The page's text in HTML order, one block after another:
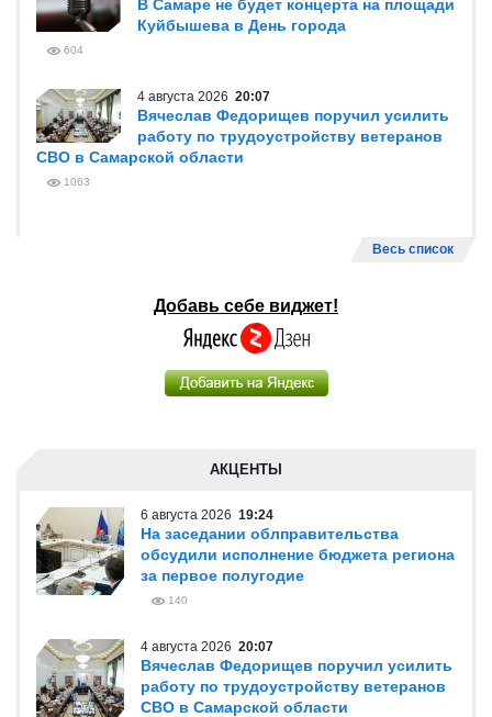
В Самаре не будет концерта на площади
Куйбышева в День города
604
4 августа 2026 20:07
Вячеслав Федорищев поручил усилить
работу по трудоустройству ветеранов
СВО в Самарской области
1063
Весь список
Добавь себе виджет!
АКЦЕНТЫ
6 августа 2026 19:24
На заседании облправительства
обсудили исполнение бюджета региона
за первое полугодие
140
4 августа 2026 20:07
Вячеслав Федорищев поручил усилить
работу по трудоустройству ветеранов
СВО в Самарской области